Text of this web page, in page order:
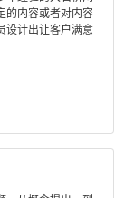
的内容或者对内容
设计出让客户满意